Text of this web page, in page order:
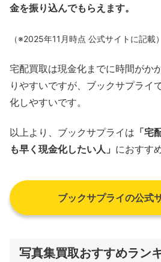
金を振り込んでもらえます。
（※2025年11月時点 公式サイトに記載）
宅配買取は現金化までに時間がか
りやすいですが、ブックサプライ
化しやすいです。
以上より、ブックサプライは 「宅
も早く現金化したい人」 におすす
ブックサプライの公式
写真集買取おすすめラン